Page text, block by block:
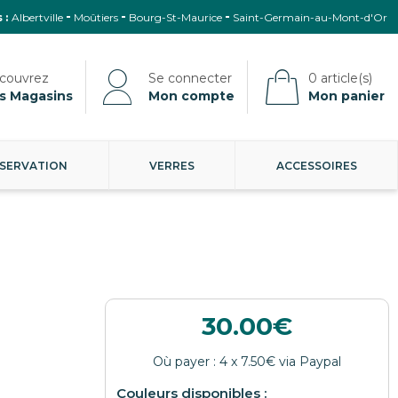
: Albertville Moûtiers Bourg-St-Maurice Saint-Germain-au-Mont-d'Or
Magasins Mon compte Mon panier
VERRES ACCESSOIRES
30.00